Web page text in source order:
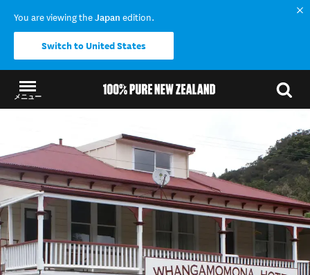
You are viewing theJapan edition.
Switch to United States
メニュー